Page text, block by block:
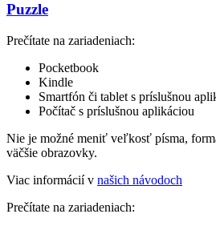
Puzzle
Prečítate na zariadeniach:
Pocketbook
Kindle
Smartfón či tablet s príslušnou
Počítač s príslušnou aplikáciou
Nie je možné meniť veľkosť písma,
väčšie obrazovky.
Viac informácií v našich návodoch
Prečítate na zariadeniach: